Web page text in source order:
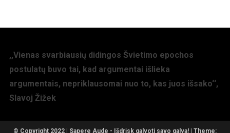
,,Vienas svarbiausių didingos Švietimo epochos
postulatų buvo tai, kad argumentai išlieka
argumentais, nepriklausomai nuo to, kas juos išsako‘‘,
Slavoj Žižek
© Copyright 2022 | Sapere Aude - Išdrįsk galvoti savo galva! | Theme: